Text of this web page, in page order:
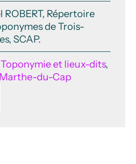
ROBERT, Répertoire
de Trois-
SCAP.
Toponymie et lieux-dits,
du-Cap